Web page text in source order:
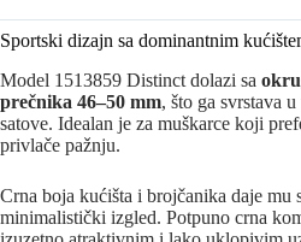
Sportski dizajn sa dominantnim
Model 1513859 Distinct dolazi sa
prečnika 46–50 mm, što ga svrstava
satove. Idealan je za muškarce koji
privlače pažnju.
Crna boja kućišta i brojčanika daje mu
minimalistički izgled. Potpuno crna